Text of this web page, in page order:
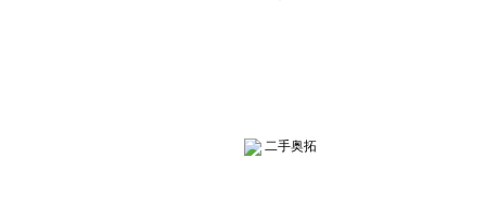
二手奥拓